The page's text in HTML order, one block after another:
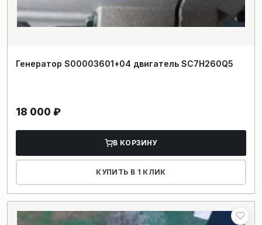
Генератор S00003601+04 двигатель SC7H260Q5
18 000 ₽
В КОРЗИНУ
КУПИТЬ В 1 КЛИК